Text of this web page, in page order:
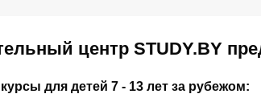
центр STUDY.BY
для детей 7 - 13 лет за рубежом: